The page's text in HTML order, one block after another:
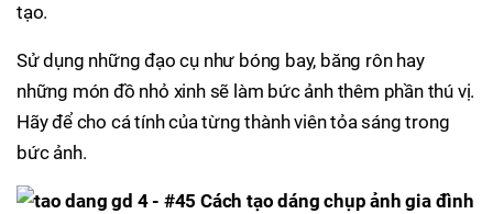
tạo.
Sử dụng những đạo cụ như bóng bay, băng rôn hay
những món đồ nhỏ xinh sẽ làm bức ảnh thêm phần thú vị.
Hãy để cho cá tính của từng thành viên tỏa sáng trong
bức ảnh.